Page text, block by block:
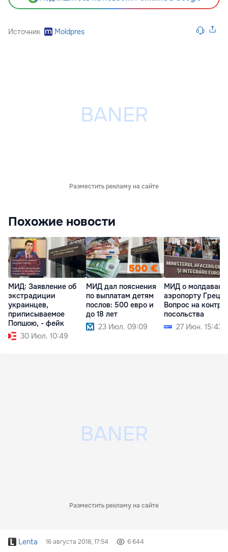
Источник Moldpres
Разместить рекламу на сайте
Похожие новости
МИД: Заявление об
экстрадиции
украинцев,
приписываемое
Попшою, - фейк
30 Июл. 10:49
МИД дал пояснения
по выплатам детям
послов: 500 евро и
до 18 лет
23 Июл. 09:09
МИД о
аэропорту
Вопрос на
посольства
27 Июн. 15:43
Разместить рекламу на сайте
Lenta 16 августа 2018, 17:54 6 644